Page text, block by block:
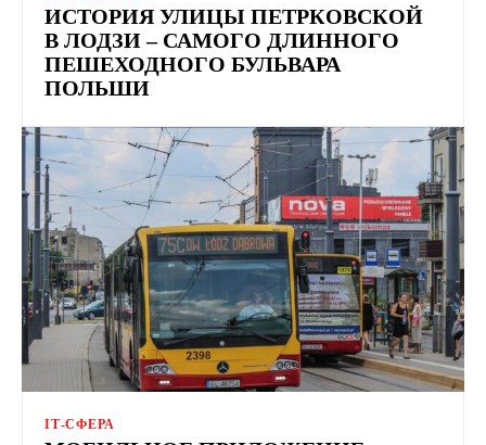
ИСТОРИЯ УЛИЦЫ ПЕТРКОВСКОЙ
В ​​ЛОДЗИ – САМОГО ДЛИННОГО
ПЕШЕХОДНОГО БУЛЬВАРА
ПОЛЬШИ
ІТ-СФЕРА